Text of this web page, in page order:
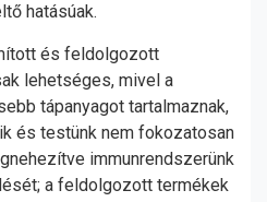
hatásúak.
és feldolgozott
lehetséges, mivel a
tápanyagot tartalmaznak,
és testünk nem fokozatosan
immunrendszerünk
a feldolgozott termékek